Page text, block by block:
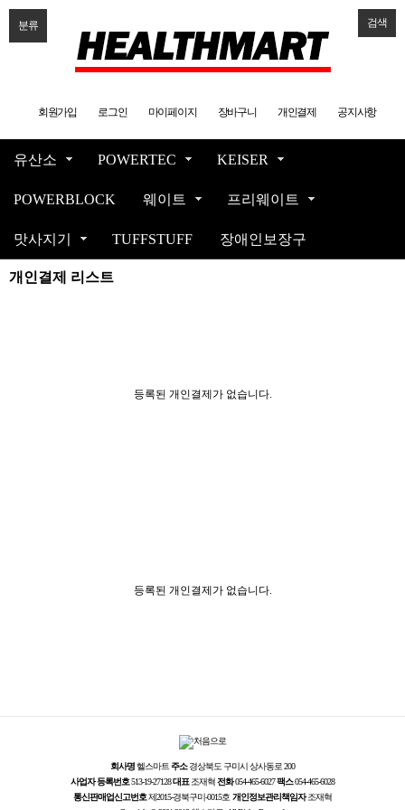
분류 검색
회원가입 로그인 마이페이지 장바구니 개인결제 공지사항
유산소 POWERTEC KEISER
POWERBLOCK 웨이트 프리웨이트
맛사지기 TUFFSTUFF 장애인보장구
개인결제 리스트
등록된 개인결제가 없습니다.
등록된 개인결제가 없습니다.
회사명헬스마트주소경상북도 구미시 상사동로 200
사업자 등록번호513-19-27128대표조재혁전화054-465-6027팩스054-465-6028
통신판매업신고번호제2015-경북구미-0015호 개인정보관리책임자조재혁